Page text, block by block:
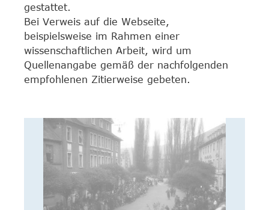
gestattet.
Bei Verweis auf die Webseite,
beispielsweise im Rahmen einer
wissenschaftlichen Arbeit, wird um
Quellenangabe gemäß der nachfolgenden
empfohlenen Zitierweise gebeten.